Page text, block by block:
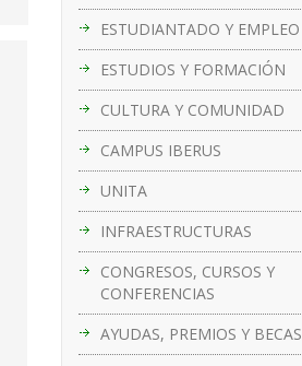
ESTUDIANTADO Y EMPLEO
ESTUDIOS Y FORMACIÓN
CULTURA Y COMUNIDAD
CAMPUS IBERUS
UNITA
INFRAESTRUCTURAS
CONGRESOS, CURSOS Y
CONFERENCIAS
AYUDAS, PREMIOS Y BECAS